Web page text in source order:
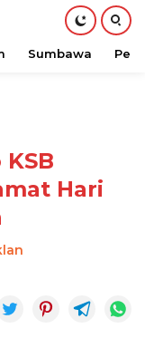
Sumbawa
Hari